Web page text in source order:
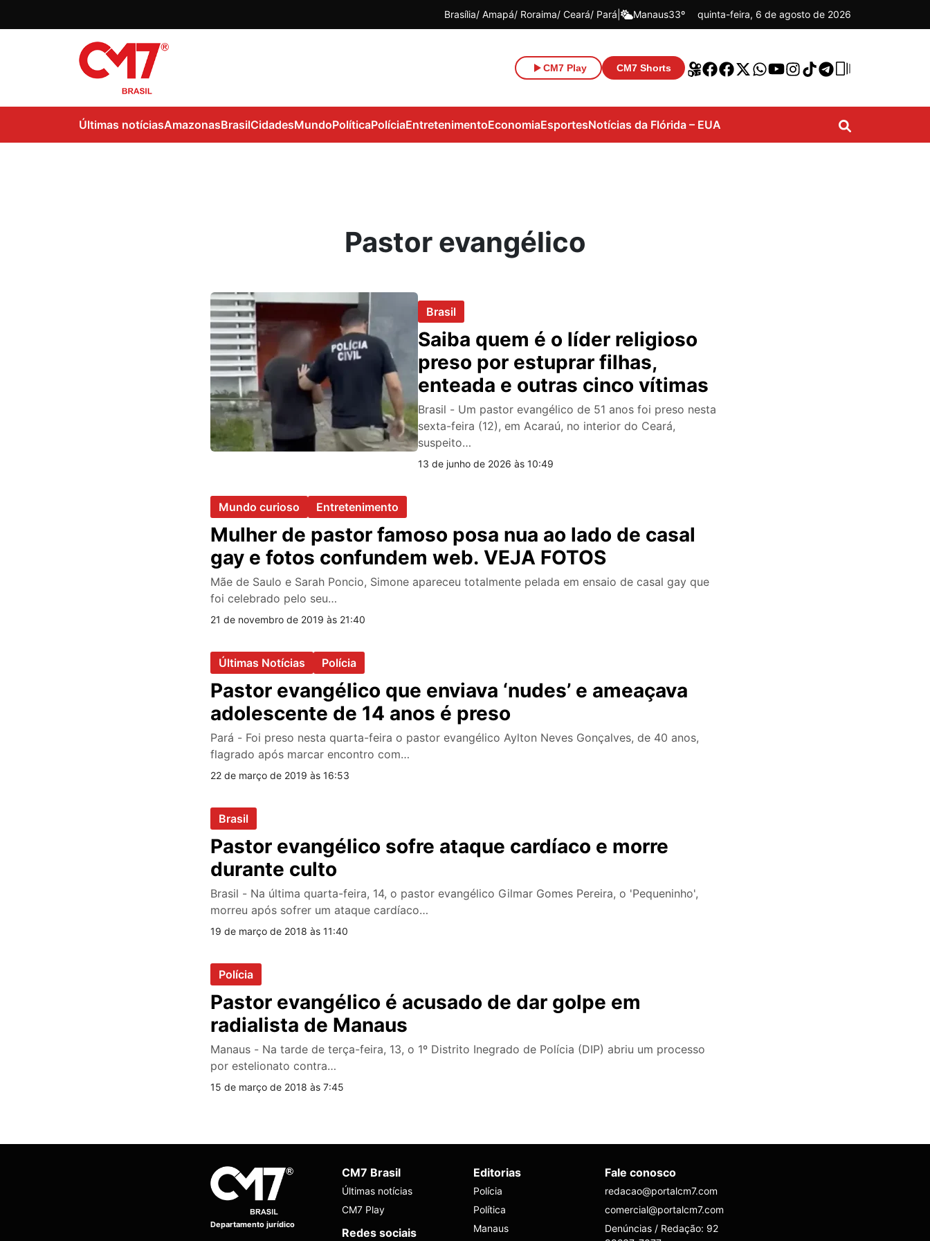
Brasília Amapá Roraima Ceará Pará Manaus33º quinta-feira, 6 de agosto de 2026
CM7 Play CM7 Shorts
Últimas notíciasAmazonasBrasilCidadesMundoPolíticaPolíciaEntretenimentoEconomiaEsportesNotícias da Flórida – EUA
Pastor evangélico
Brasil
Saiba quem é o líder religioso
preso por estuprar filhas,
enteada e outras cinco vítimas
Brasil - Um pastor evangélico de 51 anos foi preso nesta
sexta-feira (12), em Acaraú, no interior do Ceará,
suspeito…
13 de junho de 2026 às 10:49
Mundo curioso Entretenimento
Mulher de pastor famoso posa nua ao lado de casal
gay e fotos confundem web. VEJA FOTOS
Mãe de Saulo e Sarah Poncio, Simone apareceu totalmente pelada em ensaio de casal gay que
foi celebrado pelo seu…
21 de novembro de 2019 às 21:40
Últimas Notícias Polícia
Pastor evangélico que enviava ‘nudes’ e ameaçava
adolescente de 14 anos é preso
Pará - Foi preso nesta quarta-feira o pastor evangélico Aylton Neves Gonçalves, de 40 anos,
flagrado após marcar encontro com…
22 de março de 2019 às 16:53
Brasil
Pastor evangélico sofre ataque cardíaco e morre
durante culto
Brasil - Na última quarta-feira, 14, o pastor evangélico Gilmar Gomes Pereira, o 'Pequeninho',
morreu após sofrer um ataque cardíaco…
19 de março de 2018 às 11:40
Polícia
Pastor evangélico é acusado de dar golpe em
radialista de Manaus
Manaus - Na tarde de terça-feira, 13, o 1º Distrito Inegrado de Polícia (DIP) abriu um processo
por estelionato contra…
15 de março de 2018 às 7:45
Departamento jurídico
CM7 Brasil
Últimas notícias
CM7 Play
Redes sociais
Editorias
Polícia
Política
Manaus
Fale conosco
redacao@portalcm7.com
comercial@portalcm7.com
Denúncias / Redação: 92